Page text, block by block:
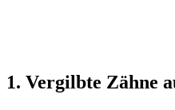
1. Vergilbte Zähne